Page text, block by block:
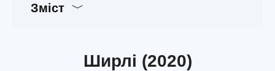
Зміст
Ширлі (2020)